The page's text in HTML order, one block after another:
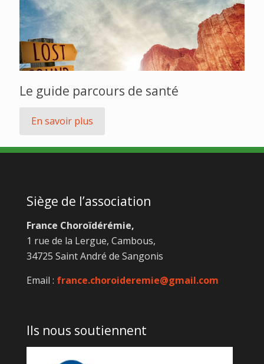
Le guide parcours de santé
En savoir plus
Siège de l’association
France Choroïdérémie,
1 rue de la Lergue, Cambous,
34725 Saint André de Sangonis
Email : france.choroideremie@gmail.com
Ils nous soutiennent